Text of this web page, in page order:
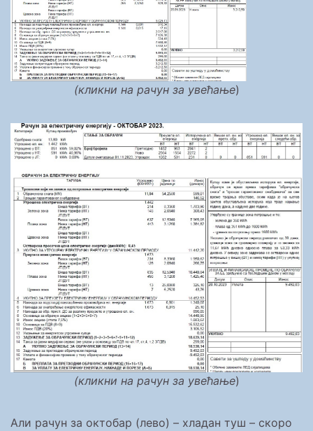
(кликни на рачун за увећање)
(кликни на рачун за увећање)
Али рачун за октобар (лево) – хладан туш – скоро